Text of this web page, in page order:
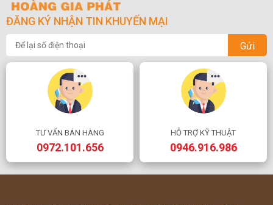
ĐĂNG KÝ NHẬN TIN KHUYẾN MẠI
Gửi
TƯ VẤN BÁN HÀNG
0972.101.656
HỖ TRỢ KỸ THUẬT
0946.916.986